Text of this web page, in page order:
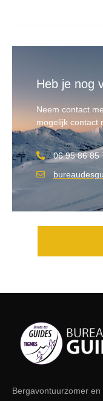
Heb je nog
Neem contact
mogelijk contact
06 95 86 85
Bergavontuurzomer en